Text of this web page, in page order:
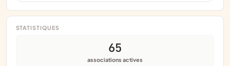
STATISTIQUES
65
associations actives